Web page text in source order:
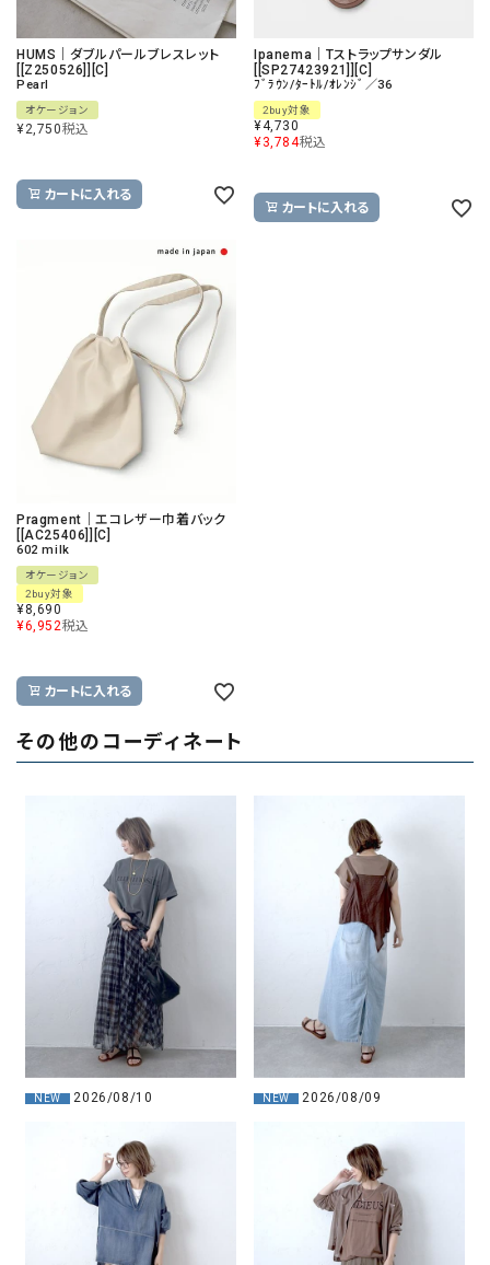
HUMS｜ダブルパールブレスレット
[[Z250526]][C]
Pearl
オケージョン
¥2,750税込
カートに入れる
Ipanema｜Tストラップサンダル
[[SP27423921]][C]
ﾌﾞﾗｳﾝ/ﾀｰﾄﾙ/ｵﾚﾝｼﾞ／36
2buy対象
¥4,730
¥3,784税込
カートに入れる
Pragment｜エコレザー巾着バック
[[AC25406]][C]
602 milk
オケージョン
2buy対象
¥8,690
¥6,952税込
カートに入れる
その他のコーディネート
NEW 2026/08/10 NEW 2026/08/09